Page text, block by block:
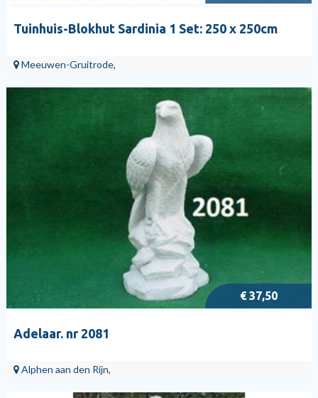
Tuinhuis-Blokhut Sardinia 1 Set: 250 x 250cm
Meeuwen-Gruitrode,
€ 37,50
Adelaar. nr 2081
Alphen aan den Rijn,